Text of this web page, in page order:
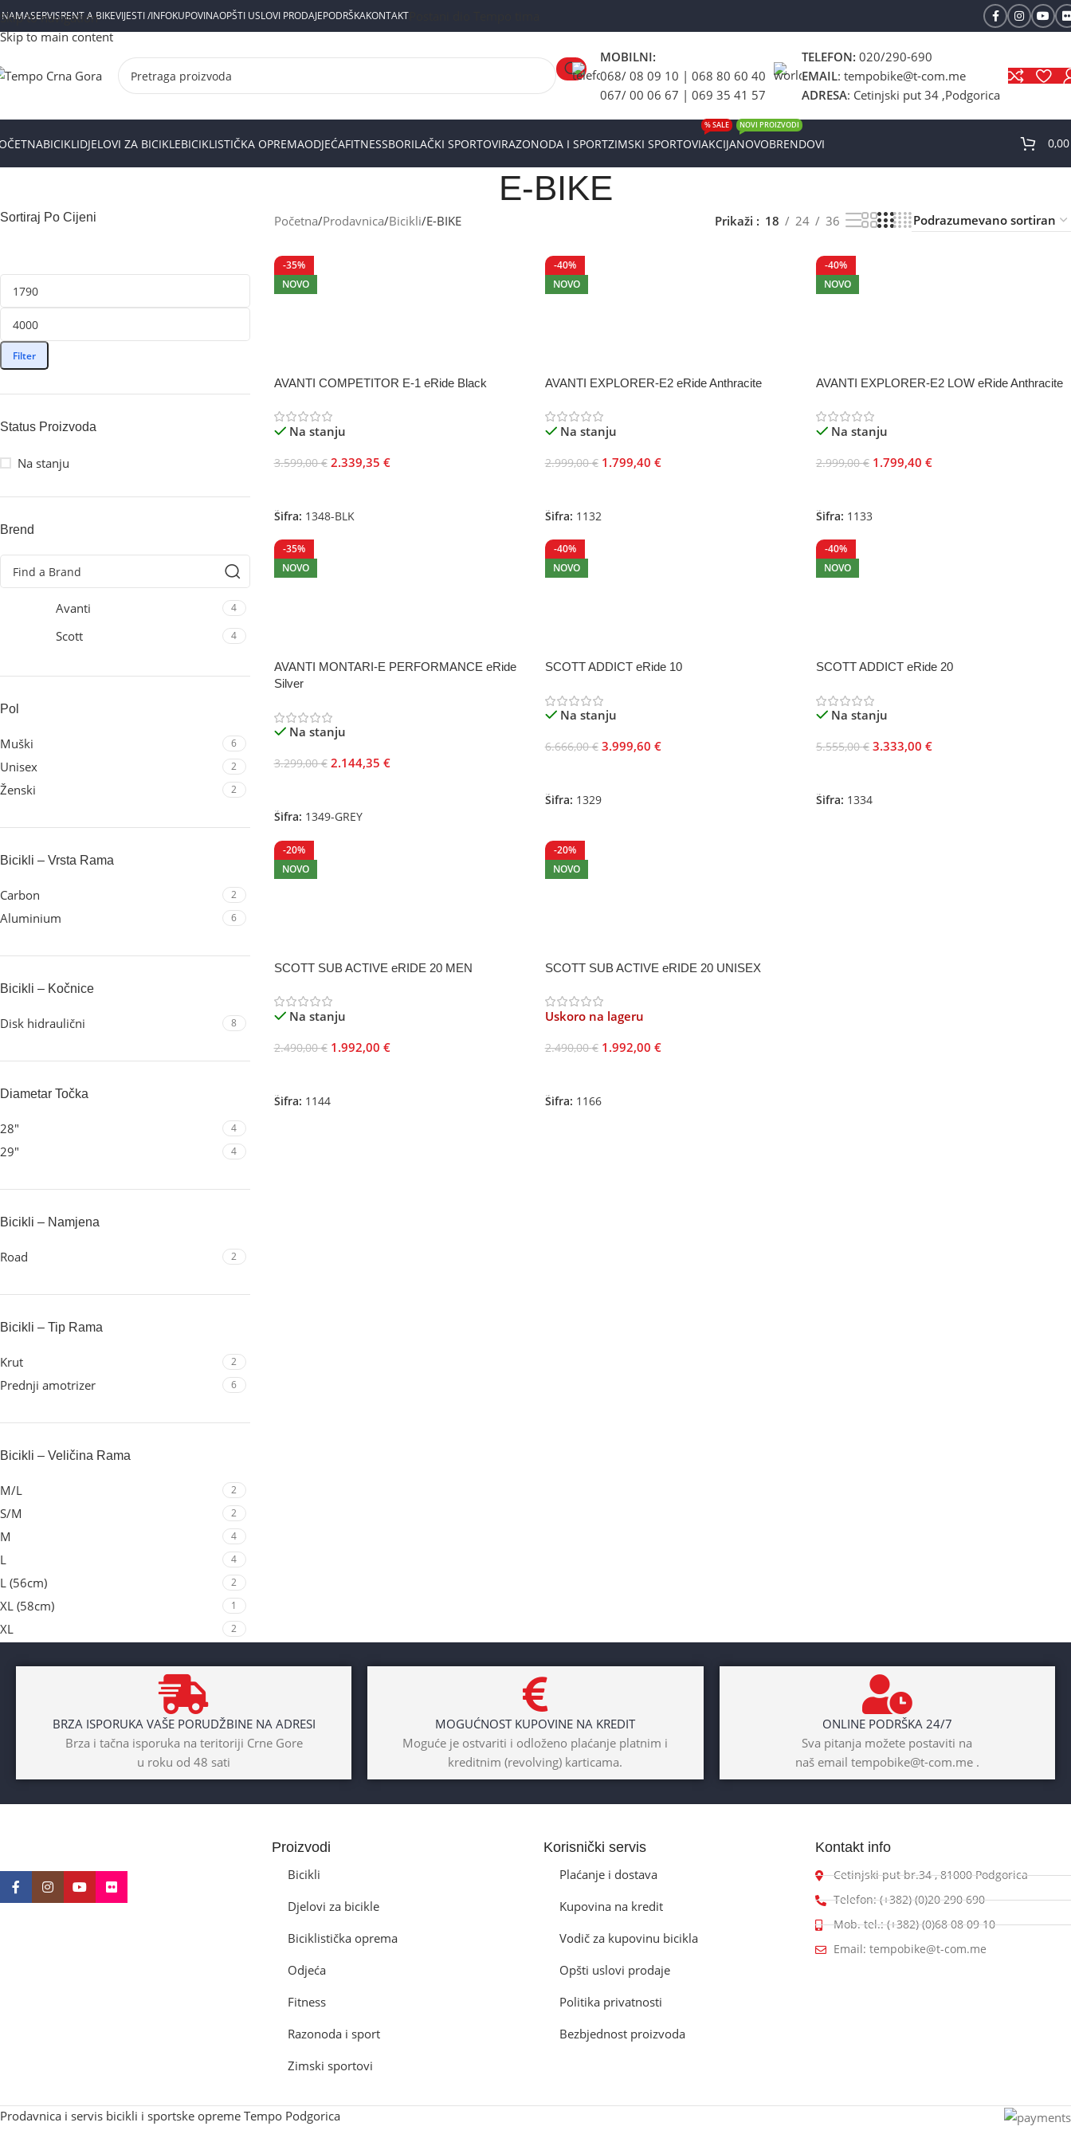
Skip to navigation
Skip to main content
NAMASERVISRENT A BIKEVIJESTI /INFOKUPOVINAOPŠTI USLOVI PRODAJEPODRŠKAKONTAKT
MOBILNI:
068/ 08 09 10 | 068 80 60 40
067/ 00 06 67 | 069 35 41 57
TELEFON: 020/290-690
EMAIL: tempobike@t-com.me
ADRESA: Cetinjski put 34 ,Podgorica
BICIKLIDJELOVI ZA BICIKLEBICIKLISTIČKA OPREMAODJEĆAFITNESSBORILAČKI SPORTOVIRAZONODA I SPORTZIMSKI SPORTOVIAKCIJA
% SALE
NOVO
NOVI PROIZVODI
BRENDOVI
E-BIKE
Sortiraj Po Cijeni
Filter
Status Proizvoda
Na stanju
Brend
Avanti 4
Scott 4
Pol
Muški 6
Unisex 2
Ženski 2
Bicikli – Vrsta Rama
Carbon 2
Aluminium 6
Bicikli – Kočnice
Disk hidraulični 8
Diametar Točka
28" 4
29" 4
Bicikli – Namjena
Road 2
Bicikli – Tip Rama
Krut 2
Prednji amotrizer 6
Bicikli – Veličina Rama
M/L 2
S/M 2
M 4
L 4
L (56cm) 2
XL (58cm) 1
XL 2
Početna Prodavnica Bicikli E-BIKE Prikaži 18 24 36
-35%
NOVO
AVANTI COMPETITOR E-1 eRide Black
Na stanju
3.599,00€ 2.339,35 €
Šifra: 1348-BLK
-40%
NOVO
AVANTI EXPLORER-E2 eRide Anthracite
Na stanju
2.999,00€ 1.799,40 €
Šifra: 1132
-40%
NOVO
AVANTI EXPLORER-E2 LOW eRide Anthracite
Na stanju
2.999,00€ 1.799,40 €
Šifra: 1133
-35%
NOVO
AVANTI MONTARI-E PERFORMANCE eRide
Silver
Na stanju
3.299,00€ 2.144,35 €
Šifra: 1349-GREY
-40%
NOVO
SCOTT ADDICT eRide 10
Na stanju
6.666,00€ 3.999,60 €
Šifra: 1329
-40%
NOVO
SCOTT ADDICT eRide 20
Na stanju
5.555,00€ 3.333,00 €
Šifra: 1334
-20%
NOVO
SCOTT SUB ACTIVE eRIDE 20 MEN
Na stanju
2.490,00€ 1.992,00 €
Šifra: 1144
-20%
NOVO
SCOTT SUB ACTIVE eRIDE 20 UNISEX
Uskoro na lageru
2.490,00€ 1.992,00 €
Šifra: 1166
BRZA ISPORUKA VAŠE PORUDŽBINE NA ADRESI
Brza i tačna isporuka na teritoriji Crne Gore
u roku od 48 sati
MOGUĆNOST KUPOVINE NA KREDIT
Moguće je ostvariti i odloženo plaćanje platnim i
kreditnim (revolving) karticama.
ONLINE PODRŠKA 24/7
Sva pitanja možete postaviti na
naš email tempobike@t-com.me .
Proizvodi
Bicikli
Djelovi za bicikle
Biciklistička oprema
Odjeća
Fitness
Razonoda i sport
Zimski sportovi
Korisnički servis
Plaćanje i dostava
Kupovina na kredit
Vodič za kupovinu bicikla
Opšti uslovi prodaje
Politika privatnosti
Bezbjednost proizvoda
Kontakt info
Cetinjski put br.34 , 81000 Podgorica
Telefon: (+382) (0)20 290 690
Mob. tel.: (+382) (0)68 08 09 10
Email: tempobike@t-com.me
Prodavnica i servis bicikli i sportske opreme Tempo Podgorica